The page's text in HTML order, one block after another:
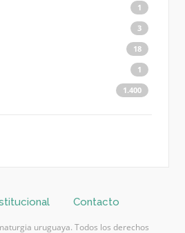
1
3
18
1
1.400
Contacto
uruguaya. Todos los derechos